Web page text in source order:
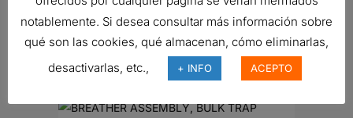
CARTRIDGE
Related products
notablemente. Si desea consultar más información sobre
qué son las cookies, qué almacenan, cómo eliminarlas,
desactivarlas, etc.,
+ INFO ACEPTO